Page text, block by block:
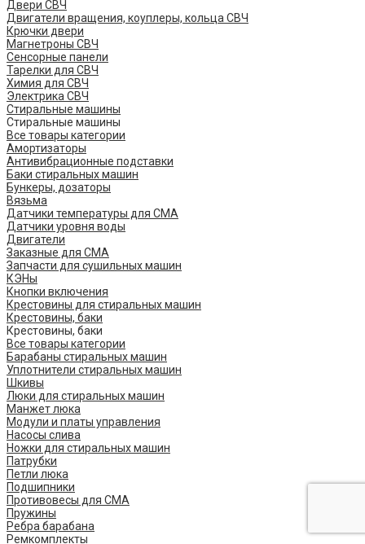
Двери СВЧ
Двигатели вращения, коуплеры, кольца СВЧ
Крючки двери
Магнетроны СВЧ
Сенсорные панели
Тарелки для СВЧ
Химия для СВЧ
Электрика СВЧ
Стиральные машины
Стиральные машины
Все товары категории
Амортизаторы
Антивибрационные подставки
Баки стиральных машин
Бункеры, дозаторы
Вязьма
Датчики температуры для СМА
Датчики уровня воды
Двигатели
Заказные для СМА
Запчасти для сушильных машин
КЭНы
Кнопки включения
Крестовины для стиральных машин
Крестовины, баки
Крестовины, баки
Все товары категории
Барабаны стиральных машин
Уплотнители стиральных машин
Шкивы
Люки для стиральных машин
Манжет люка
Модули и платы управления
Насосы слива
Ножки для стиральных машин
Патрубки
Петли люка
Подшипники
Противовесы для СМА
Пружины
Ребра барабана
Ремкомплекты